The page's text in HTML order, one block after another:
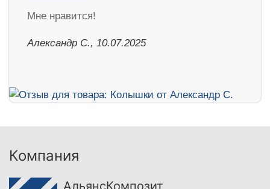
Мне нравится!
Александр С., 10.07.2025
Компания
АльянсКомпозит